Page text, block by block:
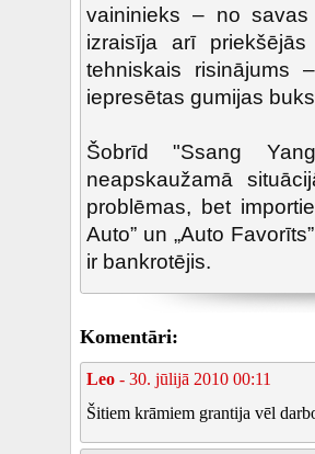
vaininieks – no
izraisīja arī
tehniskais risinājums
iepresētas gumijas
Šobrīd "Ssang
neapskaužamā
problēmas, bet
Auto” un „Auto
ir bankrotējis.
Komentāri:
Leo - 30. jūlijā 2010 00:11
Šitiem krāmiem grantija vēl